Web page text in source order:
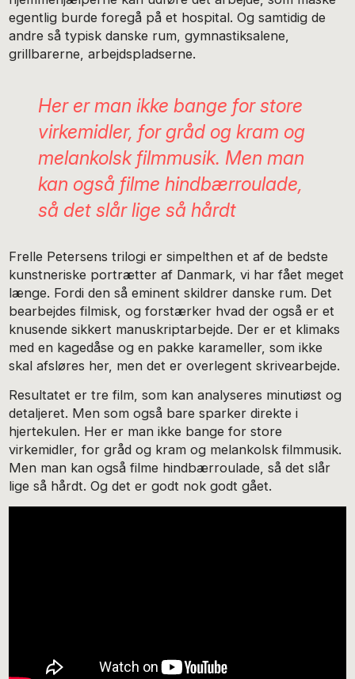
egentlig burde foregå på et hospital. Og samtidig de
andre så typisk danske rum, gymnastiksalene,
grillbarerne, arbejdspladserne.
Her er man ikke bange for store
virkemidler, for gråd og kram og
melankolsk filmmusik. Men man
kan også filme hindbærroulade,
så det slår lige så hårdt
Frelle Petersens trilogi er simpelthen et af de bedste
kunstneriske portrætter af Danmark, vi har fået meget
længe. Fordi den så eminent skildrer danske rum. Det
bearbejdes filmisk, og forstærker hvad der også er et
knusende sikkert manuskriptarbejde. Der er et klimaks
med en kagedåse og en pakke karameller, som ikke
skal afsløres her, men det er overlegent skrivearbejde.
Resultatet er tre film, som kan analyseres minutiøst og
detaljeret. Men som også bare sparker direkte i
hjertekulen. Her er man ikke bange for store
virkemidler, for gråd og kram og melankolsk filmmusik.
Men man kan også filme hindbærroulade, så det slår
lige så hårdt. Og det er godt nok godt gået.